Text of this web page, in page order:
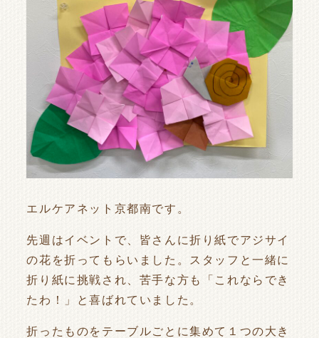
エルケアネット京都南です。
先週はイベントで、皆さんに折り紙でアジサイ
の花を折ってもらいました。スタッフと一緒に
折り紙に挑戦され、苦手な方も「これならでき
たわ！」と喜ばれていました。
折ったものをテーブルごとに集めて１つの大き